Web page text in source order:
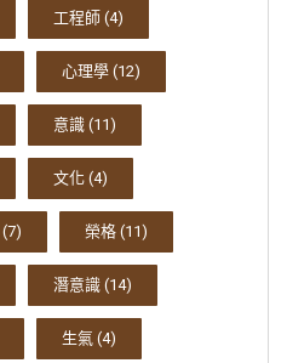
工程師 (4)
心理學 (12)
意識 (11)
文化 (4)
(7) 榮格 (11)
潛意識 (14)
生氣 (4)